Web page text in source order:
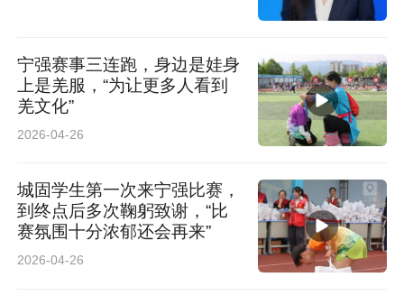
宁强赛事三连跑，身边是娃身
上是羌服，“为让更多人看到
羌文化”
2026-04-26
城固学生第一次来宁强比赛，
到终点后多次鞠躬致谢，“比
赛氛围十分浓郁还会再来”
2026-04-26